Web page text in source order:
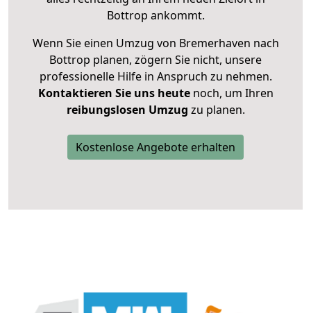
Bottrop ankommt.
Wenn Sie einen Umzug von Bremerhaven nach
Bottrop planen, zögern Sie nicht, unsere
professionelle Hilfe in Anspruch zu nehmen.
Kontaktieren Sie uns heutenoch, um Ihren
reibungslosen Umzug zu planen.
Kostenlose Angebote erhalten